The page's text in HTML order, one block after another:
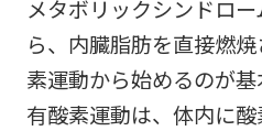
メタボリックシンドロ
ら、内臓脂肪を直接燃
素運動から始めるのが基
有酸素運動は、体内に